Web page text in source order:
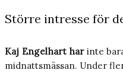
Större intresse för
Kaj Engelhart harinte
midnattsmässan. Under